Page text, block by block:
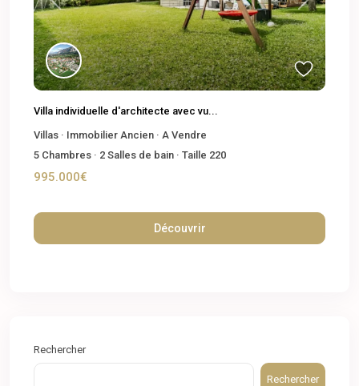
Previous Next
Villa individuelle d'architecte avec vu...
Villas · Immobilier Ancien · A Vendre
5 Chambres · 2 Salles de bain · Taille 220
995.000€
Découvrir
Rechercher
Rechercher